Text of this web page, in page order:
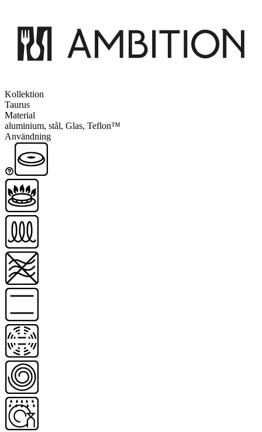
Kollektion
Taurus
Material
aluminium, stål, Glas, Teflon™
Användning